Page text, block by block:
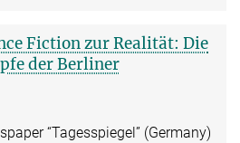
Fiction zur Realität: Die
der Berliner
“Tagesspiegel” (Germany)